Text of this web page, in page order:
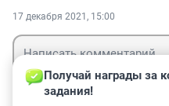
17 декабря 2021, 15:00
Получай награды за
задания!